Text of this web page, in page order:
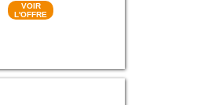
VOIR
L'OFFRE